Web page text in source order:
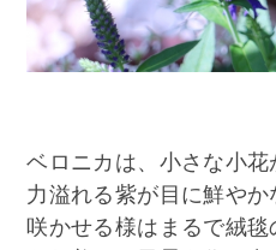
ベロニカは、小さな小
力溢れる紫が目に鮮や
咲かせる様はまるで絨